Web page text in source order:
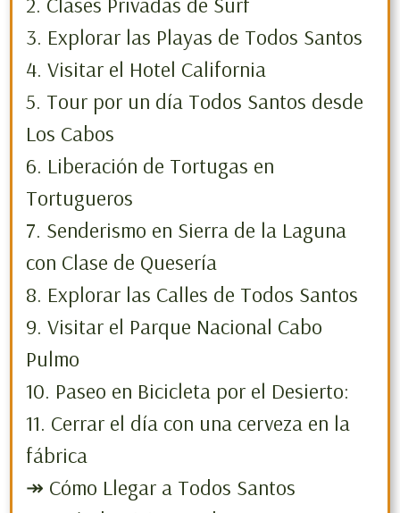
3. Explorar las Playas de Todos Santos
4. Visitar el Hotel California
5. Tour por un día Todos Santos desde
Los Cabos
6. Liberación de Tortugas en
Tortugueros
7. Senderismo en Sierra de la Laguna
con Clase de Quesería
8. Explorar las Calles de Todos Santos
9. Visitar el Parque Nacional Cabo
Pulmo
10. Paseo en Bicicleta por el Desierto:
11. Cerrar el día con una cerveza en la
fábrica
↠ Cómo Llegar a Todos Santos